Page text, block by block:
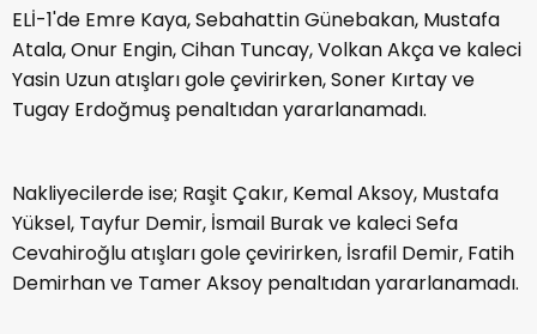
ELİ-1'de Emre Kaya, Sebahattin Günebakan, Mustafa
Atala, Onur Engin, Cihan Tuncay, Volkan Akça ve kaleci
Yasin Uzun atışları gole çevirirken, Soner Kırtay ve
Tugay Erdoğmuş penaltıdan yararlanamadı.
Nakliyecilerde ise; Raşit Çakır, Kemal Aksoy, Mustafa
Yüksel, Tayfur Demir, İsmail Burak ve kaleci Sefa
Cevahiroğlu atışları gole çevirirken, İsrafil Demir, Fatih
Demirhan ve Tamer Aksoy penaltıdan yararlanamadı.